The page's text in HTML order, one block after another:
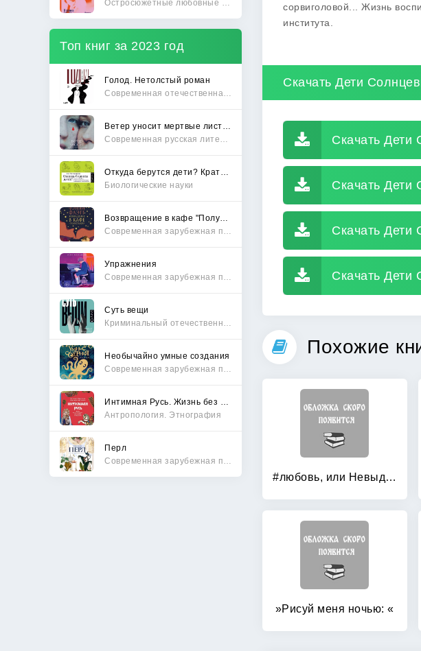
Топ книг за 2023 год
Голод. Нетолстый роман
Биологические науки
Упражнения
Суть вещи
Необычайно умные создания
Антропология. Этнография
Перл
сорвиголовой... Жизнь
института.
Скачать Дети
Скачать
Скачать
Скачать
Скачать
Похожие
#любовь, или Невыдуманная история
»Рисуй меня ночью: «